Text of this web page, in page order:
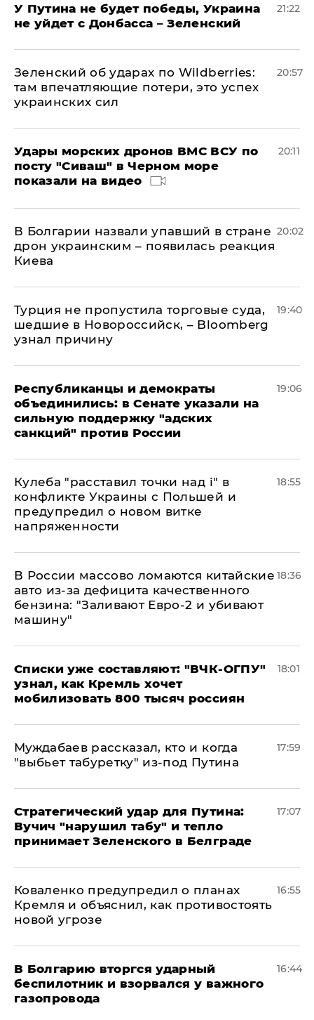
У Путина не будет победы, Украина
не уйдет с Донбасса – Зеленский
21:22
Зеленский об ударах по Wildberries:
там впечатляющие потери, это успех
украинских сил
20:57
Удары морских дронов ВМС ВСУ по
посту "Сиваш" в Черном море
показали на видео
20:11
В Болгарии назвали упавший в стране
дрон украинским – появилась реакция
Киева
20:02
Турция не пропустила торговые суда,
шедшие в Новороссийск, – Bloomberg
узнал причину
19:40
Республиканцы и демократы
объединились: в Сенате указали на
сильную поддержку "адских
санкций" против России
19:06
Кулеба "расставил точки над і" в
конфликте Украины с Польшей и
предупредил о новом витке
напряженности
18:55
В России массово ломаются китайские
авто из-за дефицита качественного
бензина: "Заливают Евро-2 и убивают
машину"
18:36
Списки уже составляют: "ВЧК-ОГПУ"
узнал, как Кремль хочет
мобилизовать 800 тысяч россиян
18:01
Муждабаев рассказал, кто и когда
"выбьет табуретку" из-под Путина
17:59
Стратегический удар для Путина:
Вучич "нарушил табу" и тепло
принимает Зеленского в Белграде
17:07
Коваленко предупредил о планах
Кремля и объяснил, как противостоять
новой угрозе
16:55
В Болгарию вторгся ударный
беспилотник и взорвался у важного
газопровода
16:44